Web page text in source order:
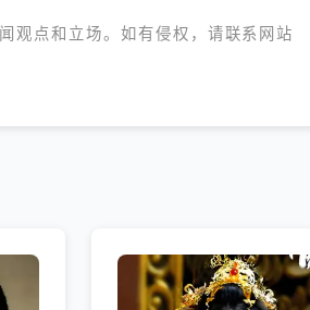
观点和立场。如有侵权，请联系网站